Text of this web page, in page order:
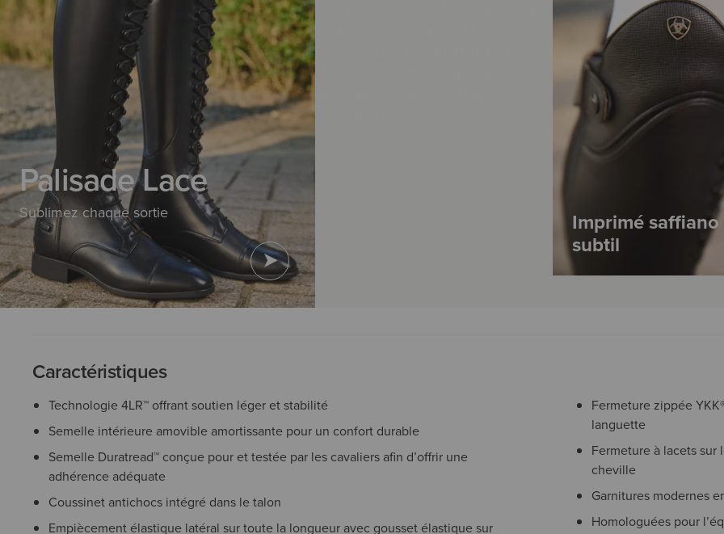
Palisade Lace
Sublimez chaque sortie Imprimé saffiano
subtil
Caractéristiques
Technologie 4LR™ offrant soutien léger et stabilité
Semelle intérieure amovible amortissante pour un confort durable
Semelle Duratread™ conçue pour et testée par les cavaliers afin d’offrir une
adhérence adéquate
Coussinet antichocs intégré dans le talon
Empiècement élastique latéral sur toute la longueur avec gousset élastique sur
Fermeture zippée
languette
Fermeture à lacets
cheville
Garnitures modernes
Homologuées pour